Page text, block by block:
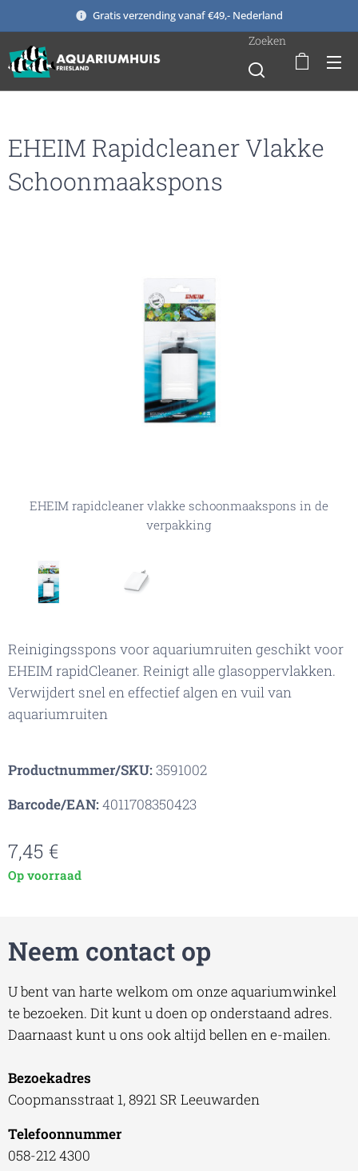
Gratis verzending vanaf €49,- Nederland
Zoeken
EHEIM Rapidcleaner Vlakke
Schoonmaakspons
EHEIM rapidcleaner vlakke schoonmaakspons in de
verpakking
EHEIM rapidcleaner vlakke schoonmaakspons
Reinigingsspons voor aquariumruiten geschikt voor
EHEIM rapidCleaner. Reinigt alle glasoppervlakken.
Verwijdert snel en effectief algen en vuil van
aquariumruiten
Productnummer/SKU:3591002
Barcode/EAN:4011708350423
7,45 €
Op voorraad
Neem contact op
U bent van harte welkom om onze aquariumwinkel
te bezoeken. Dit kunt u doen op onderstaand adres.
Daarnaast kunt u ons ook altijd bellen en e-mailen.
Bezoekadres
Coopmansstraat 1, 8921 SR Leeuwarden
Telefoonnummer
058-212 4300